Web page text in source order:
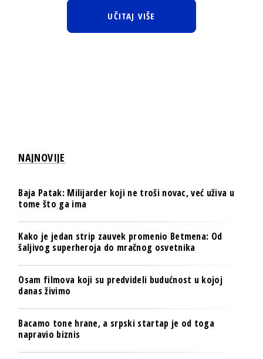
UČITAJ VIŠE
NAJNOVIJE
Baja Patak: Milijarder koji ne troši novac, već uživa u
tome što ga ima
Kako je jedan strip zauvek promenio Betmena: Od
šaljivog superheroja do mračnog osvetnika
Osam filmova koji su predvideli budućnost u kojoj
danas živimo
Bacamo tone hrane, a srpski startap je od toga
napravio biznis